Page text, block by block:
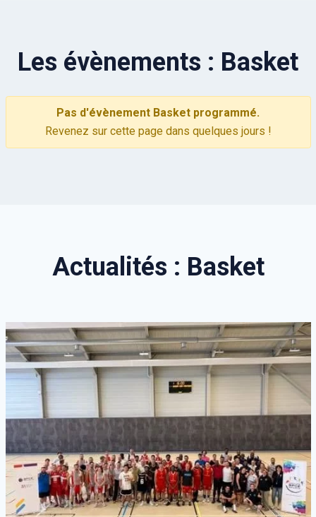
Les évènements : Basket
Pas d'évènement Basket programmé.
Revenez sur cette page dans quelques jours !
Actualités : Basket